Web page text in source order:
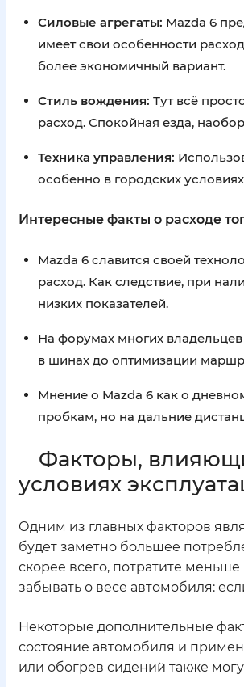
Силовые агрегаты: Mazda 6
имеет свои особенности
более экономичный вариант.
Стиль вождения: Тут всё
расход. Спокойная езда,
Техника управления:
особенно в городских
Интересные факты о расходе
Mazda 6 славится своей
расход. Как следствие, при
низких показателей.
На форумах многих
в шинах до оптимизации
Мнение о Mazda 6 как о
пробкам, но на дальние
Факторы,
условиях
Одним из главных факторов
будет заметно большее
скорее всего, потратите
забывать о весе автомобиля:
Некоторые дополнительные
состояние автомобиля и
или обогрев сидений также